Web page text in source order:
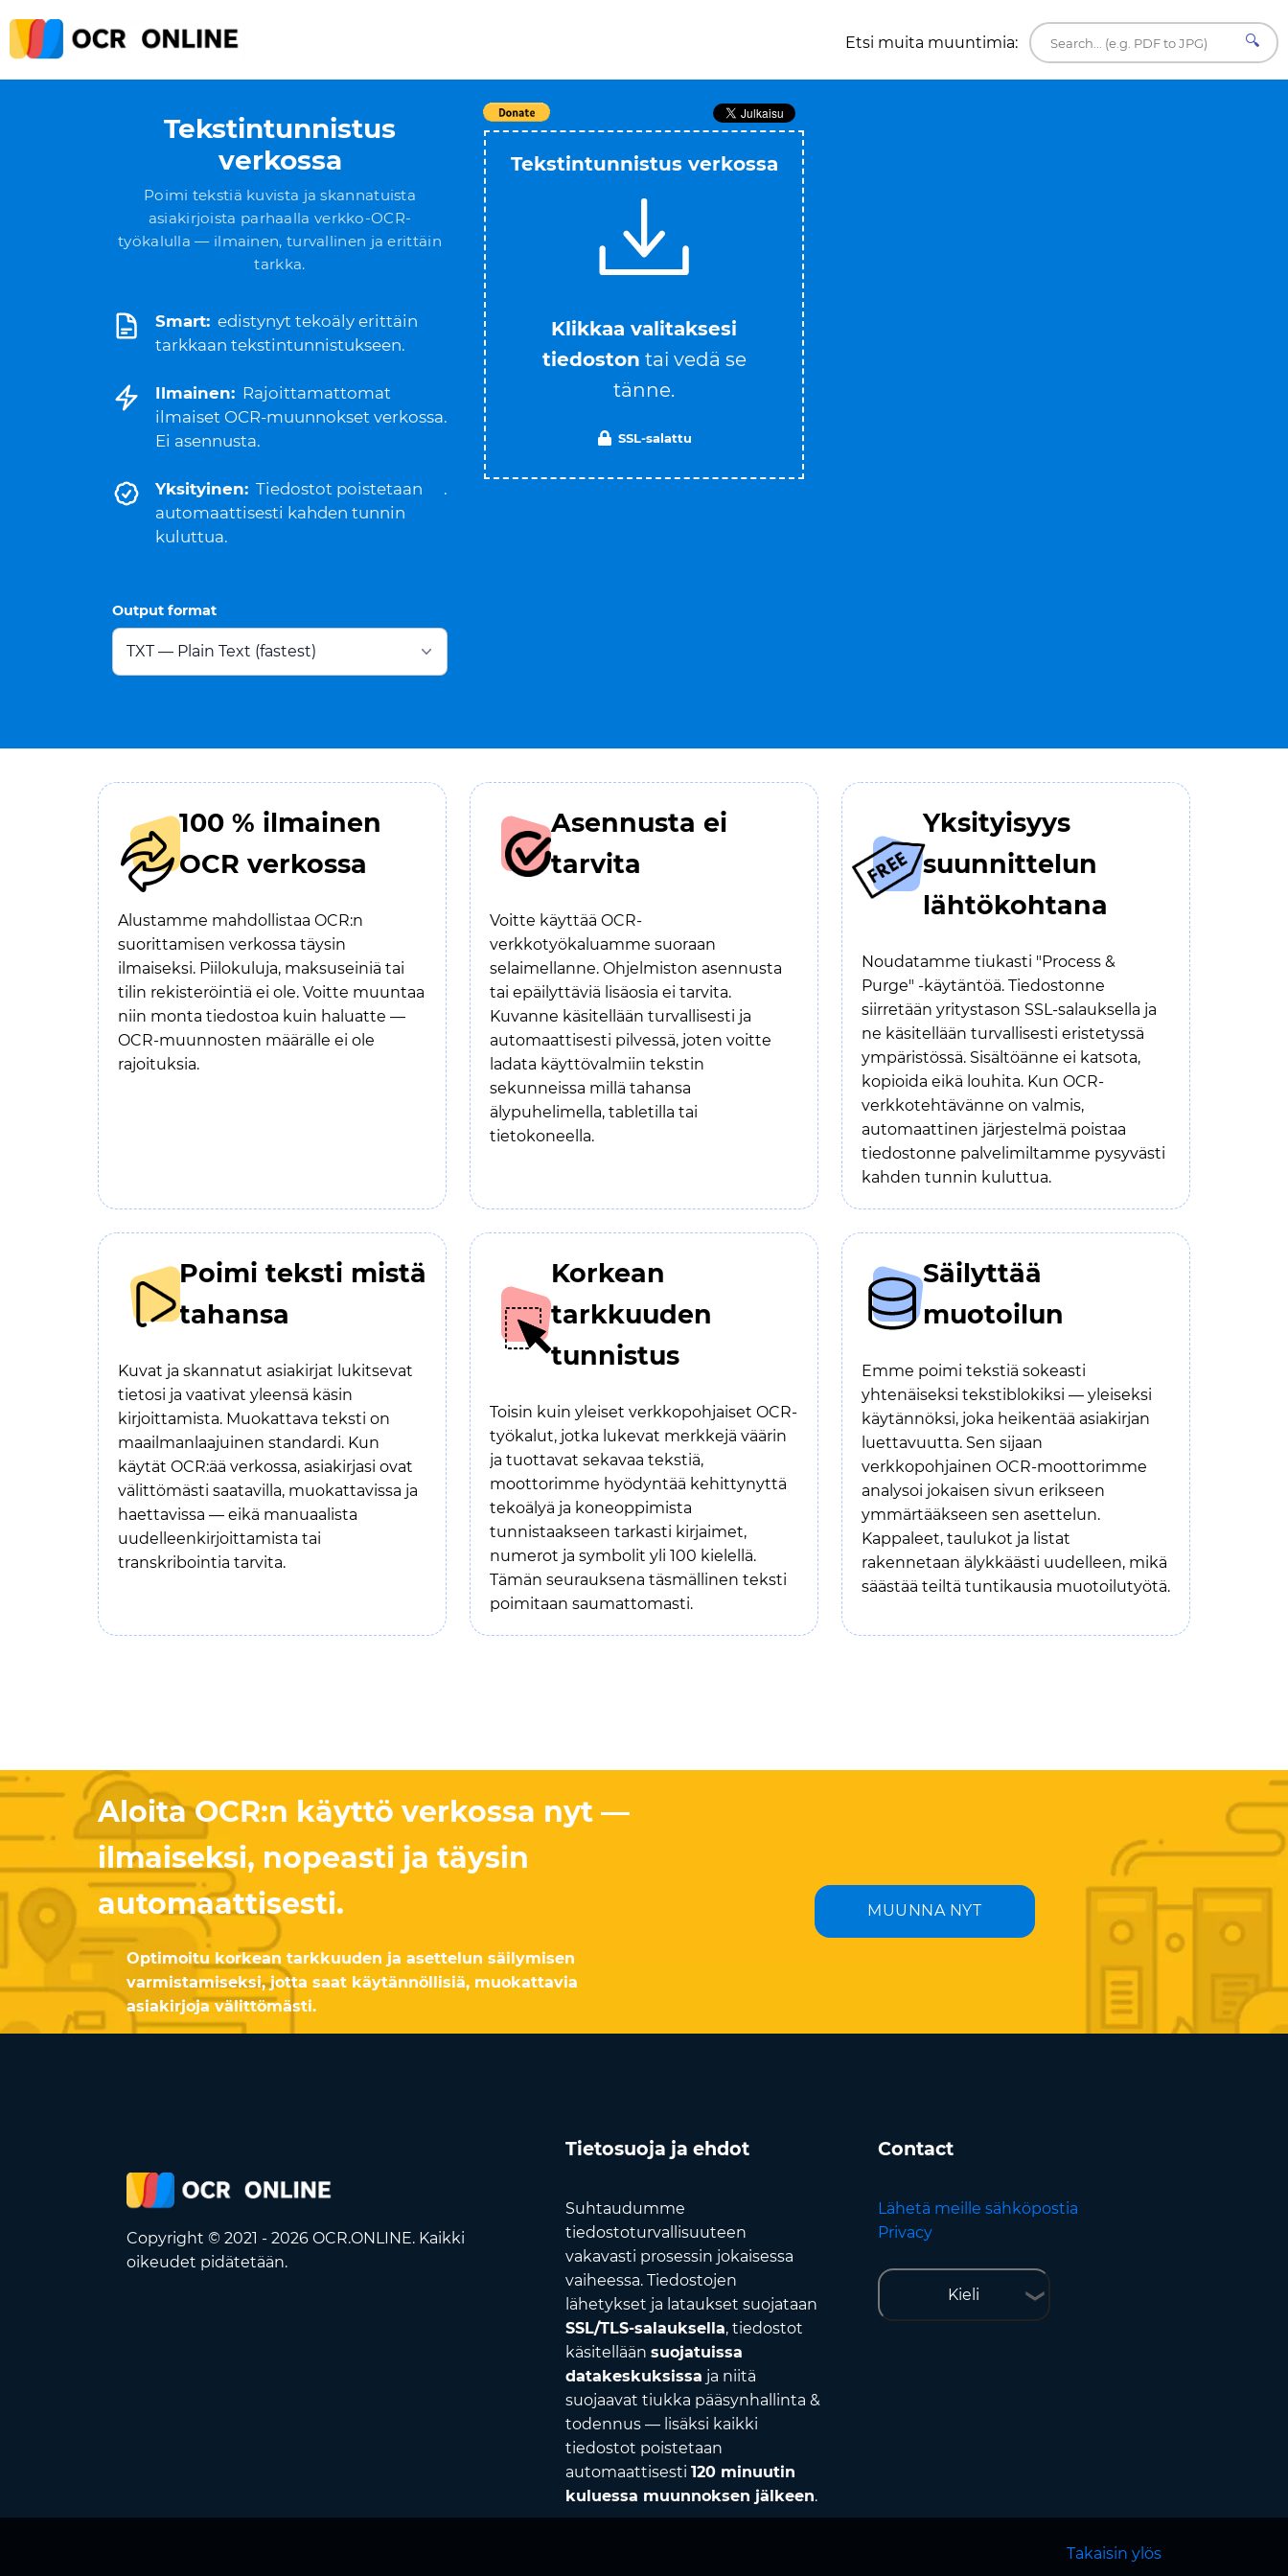
Etsi muita muuntimia: 🔍
Tekstintunnistus
verkossa
Poimi tekstiä kuvista ja skannatuista
asiakirjoista parhaalla verkko-OCR-
työkalulla — ilmainen, turvallinen ja erittäin
tarkka.
Smart: edistynyt tekoäly erittäin
tarkkaan tekstintunnistukseen.
Ilmainen: Rajoittamattomat
ilmaiset OCR-muunnokset verkossa.
Ei asennusta.
Yksityinen: Tiedostot poistetaan
automaattisesti kahden tunnin
kuluttua.
.
Output format
Tekstintunnistus verkossa
Klikkaa valitaksesi
tiedoston tai vedä se
tänne.
SSL-salattu
100 % ilmainen
OCR verkossa
Alustamme mahdollistaa OCR:n
suorittamisen verkossa täysin
ilmaiseksi. Piilokuluja, maksuseiniä tai
tilin rekisteröintiä ei ole. Voitte muuntaa
niin monta tiedostoa kuin haluatte —
OCR-muunnosten määrälle ei ole
rajoituksia.
Asennusta ei
tarvita
Voitte käyttää OCR-
verkkotyökaluamme suoraan
selaimellanne. Ohjelmiston asennusta
tai epäilyttäviä lisäosia ei tarvita.
Kuvanne käsitellään turvallisesti ja
automaattisesti pilvessä, joten voitte
ladata käyttövalmiin tekstin
sekunneissa millä tahansa
älypuhelimella, tabletilla tai
tietokoneella.
Yksityisyys
suunnittelun
lähtökohtana
Noudatamme tiukasti "Process &
Purge" -käytäntöä. Tiedostonne
siirretään yritystason SSL-salauksella ja
ne käsitellään turvallisesti eristetyssä
ympäristössä. Sisältöänne ei katsota,
kopioida eikä louhita. Kun OCR-
verkkotehtävänne on valmis,
automaattinen järjestelmä poistaa
tiedostonne palvelimiltamme pysyvästi
kahden tunnin kuluttua.
Poimi teksti mistä
tahansa
Kuvat ja skannatut asiakirjat lukitsevat
tietosi ja vaativat yleensä käsin
kirjoittamista. Muokattava teksti on
maailmanlaajuinen standardi. Kun
käytät OCR:ää verkossa, asiakirjasi ovat
välittömästi saatavilla, muokattavissa ja
haettavissa — eikä manuaalista
uudelleenkirjoittamista tai
transkribointia tarvita.
Korkean
tarkkuuden
tunnistus
Toisin kuin yleiset verkkopohjaiset OCR-
työkalut, jotka lukevat merkkejä väärin
ja tuottavat sekavaa tekstiä,
moottorimme hyödyntää kehittynyttä
tekoälyä ja koneoppimista
tunnistaakseen tarkasti kirjaimet,
numerot ja symbolit yli 100 kielellä.
Tämän seurauksena täsmällinen teksti
poimitaan saumattomasti.
Säilyttää
muotoilun
Emme poimi tekstiä sokeasti
yhtenäiseksi tekstiblokiksi — yleiseksi
käytännöksi, joka heikentää asiakirjan
luettavuutta. Sen sijaan
verkkopohjainen OCR-moottorimme
analysoi jokaisen sivun erikseen
ymmärtääkseen sen asettelun.
Kappaleet, taulukot ja listat
rakennetaan älykkäästi uudelleen, mikä
säästää teiltä tuntikausia muotoilutyötä.
Aloita OCR:n käyttö verkossa nyt —
ilmaiseksi, nopeasti ja täysin
automaattisesti.
Optimoitu korkean tarkkuuden ja asettelun säilymisen
varmistamiseksi, jotta saat käytännöllisiä, muokattavia
asiakirjoja välittömästi.
MUUNNA NYT
Copyright © 2021 - 2026 OCR.ONLINE. Kaikki
oikeudet pidätetään.
Tietosuoja ja ehdot
Suhtaudumme
tiedostoturvallisuuteen
vakavasti prosessin jokaisessa
vaiheessa. Tiedostojen
lähetykset ja lataukset suojataan
SSL/TLS-salauksella, tiedostot
käsitellään suojatuissa
datakeskuksissa ja niitä
suojaavat tiukka pääsynhallinta &
todennus — lisäksi kaikki
tiedostot poistetaan
automaattisesti 120 minuutin
kuluessa muunnoksen jälkeen.
Contact
Lähetä meille sähköpostia
Privacy
Kieli
Takaisin ylös